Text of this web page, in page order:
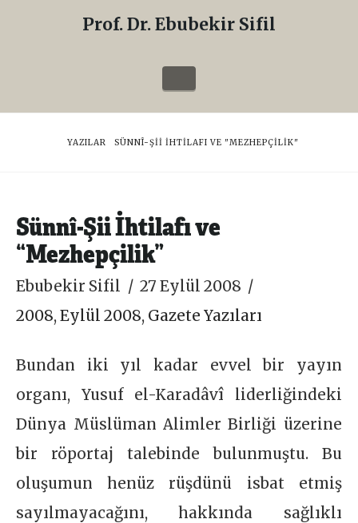
Sifil
Prof. Dr. Ebubekir Sifil
Navigation
HOME
YAZILAR SÜNNÎ-ŞII İHTILAFI VE "MEZHEPÇILIK"
Sünnî-Şii İhtilafı ve
“Mezhepçilik”
Ebubekir Sifil
27 Eylül 2008
2008,Eylül 2008, Gazete Yazıları
Bundan iki yıl kadar evvel bir yayın
organı, Yusuf el-Karadâvî liderliğindeki
Dünya Müslüman Alimler Birliği üzerine
bir röportaj talebinde bulunmuştu. Bu
oluşumun henüz rüşdünü isbat etmiş
sayılmayacağını, hakkında sağlıklı